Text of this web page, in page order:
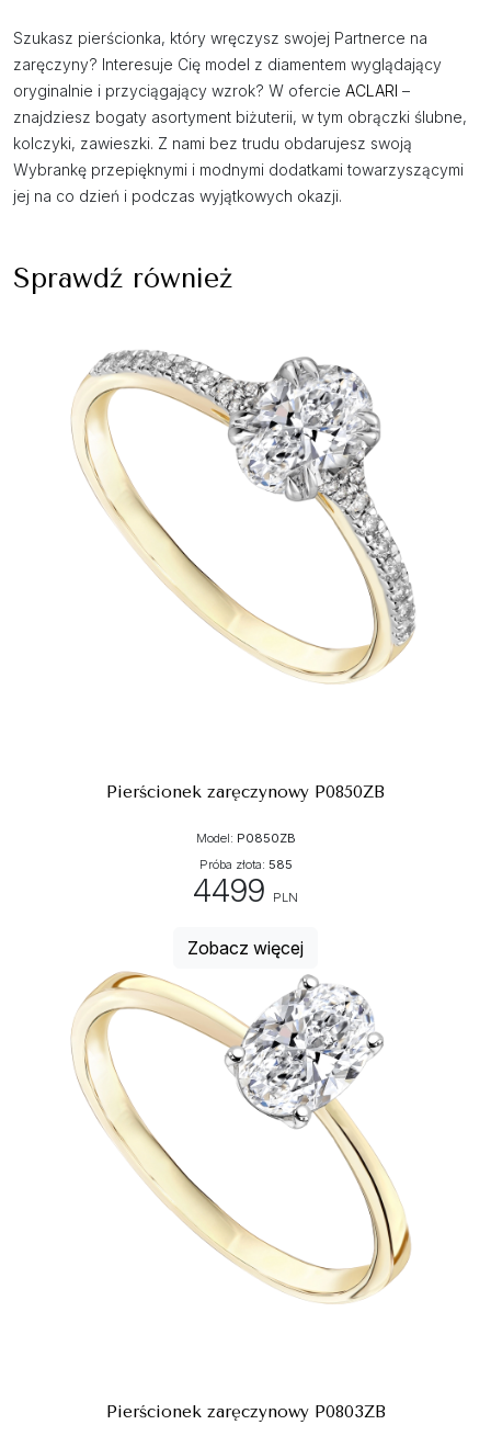
Szukasz pierścionka, który wręczysz swojej Partnerce na
zaręczyny? Interesuje Cię model z diamentem wyglądający
oryginalnie i przyciągający wzrok? W ofercie ACLARI –
znajdziesz bogaty asortyment biżuterii, w tym obrączki ślubne,
kolczyki, zawieszki. Z nami bez trudu obdarujesz swoją
Wybrankę przepięknymi i modnymi dodatkami towarzyszącymi
jej na co dzień i podczas wyjątkowych okazji.
Sprawdź również
Pierścionek zaręczynowy P0850ZB
Model: P0850ZB
Próba złota: 585
4499 PLN
Zobacz więcej
Pierścionek zaręczynowy P0803ZB